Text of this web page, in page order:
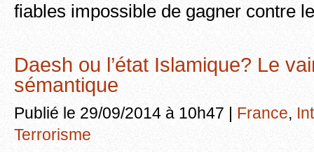
fiables impossible de gagner contre
Daesh ou l’état Islamique? Le
sémantique
Publié le 29/09/2014 à 10h47 | France,
Terrorisme